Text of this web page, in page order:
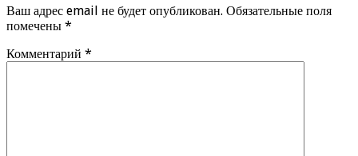
Ваш адрес email не будет опубликован. Обязательные поля
помечены *
Комментарий *